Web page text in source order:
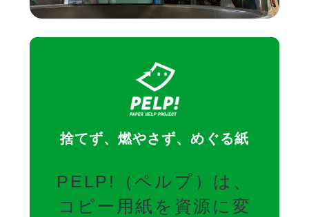
捨てず、燃やさず、めぐる紙
PELP!（ペルプ）は、
コピー用紙を資源に変